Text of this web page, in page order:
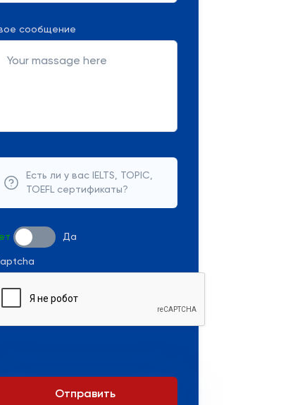
сообщение
Есть ли у вас IELTS, TOPIC,
TOEFL сертификаты?
Да
Отправить